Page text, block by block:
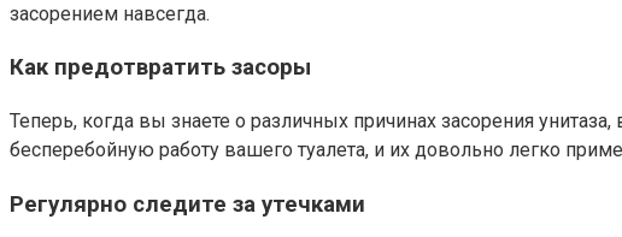
засорением навсегда.
Как предотвратить засоры
Теперь, когда вы знаете о различных причинах засорения
бесперебойную работу вашего туалета, и их довольно легко
Регулярно следите за утечками